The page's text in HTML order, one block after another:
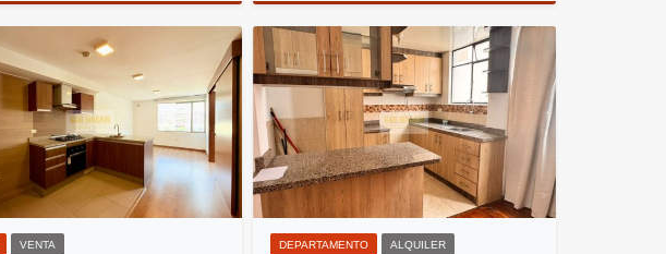
US$94,900
Venta
US$66,000
VENTA DEPARTAMENTO ALQUILER